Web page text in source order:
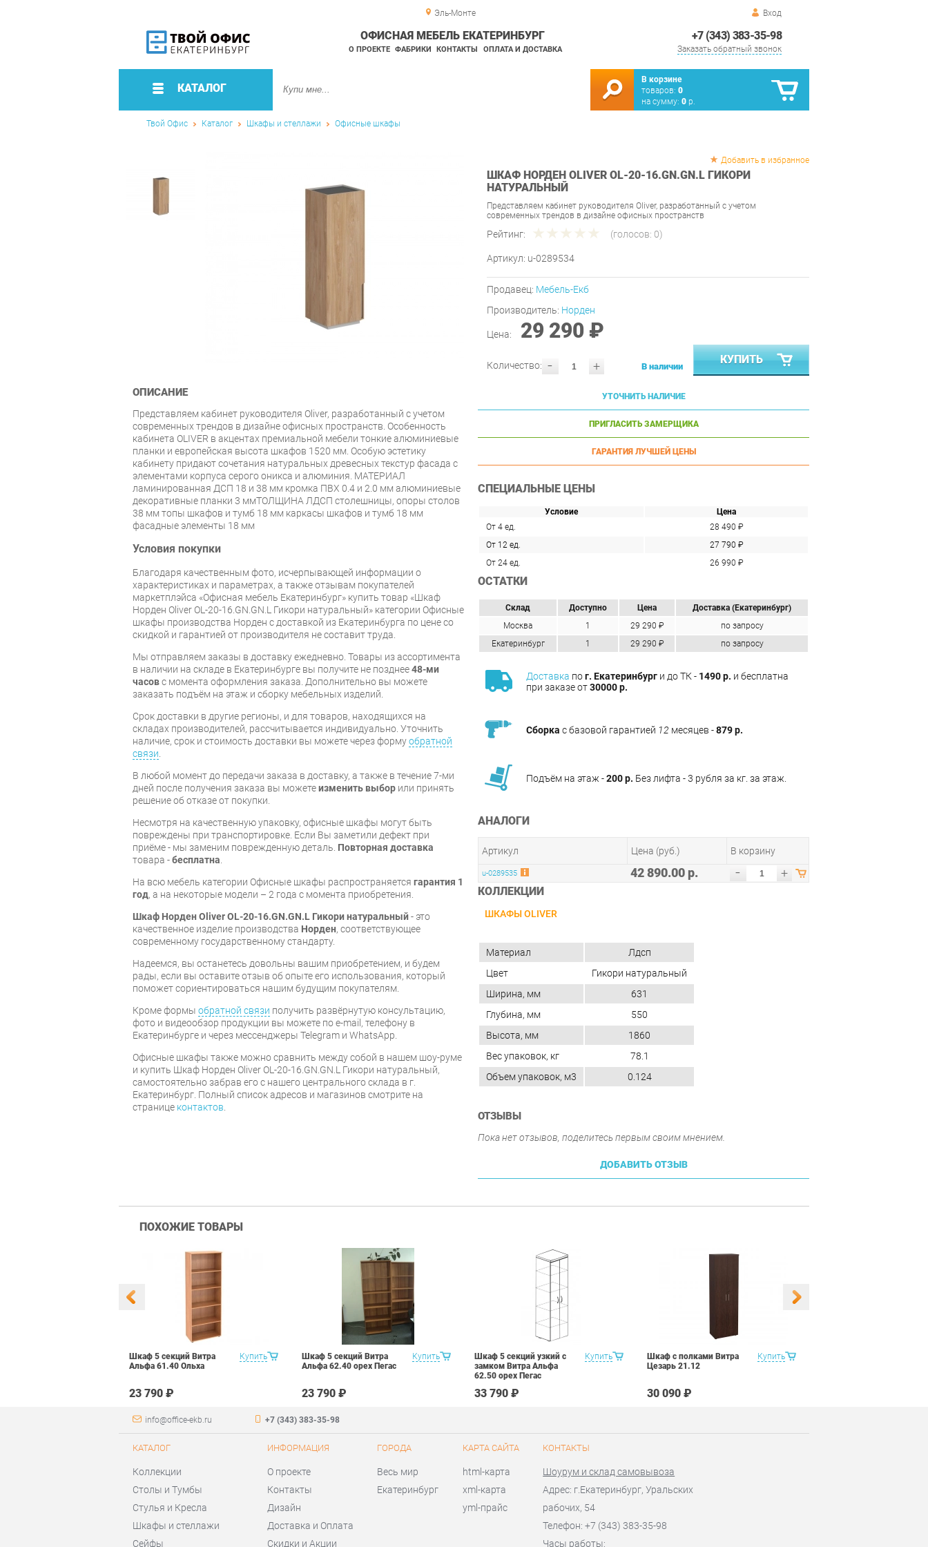
Эль-Монте Вход
+7 (343) 383-35-98
Заказать обратный звонок
ОФИСНАЯ МЕБЕЛЬ ЕКАТЕРИНБУРГ
О ПРОЕКТЕ ФАБРИКИ КОНТАКТЫ ОПЛАТА И ДОСТАВКА
КАТАЛОГ
В корзине
товаров: 0
на сумму: 0 р.
Твой Офис Каталог Шкафы и стеллажи Офисные шкафы
Добавить в избранное
ШКАФ НОРДЕН OLIVER OL-20-16.GN.GN.L ГИКОРИ
НАТУРАЛЬНЫЙ
Представляем кабинет руководителя Oliver, разработанный с учетом
современных трендов в дизайне офисных пространств
Рейтинг: (голосов: 0)
Артикул: u-0289534
Продавец: Мебель-Екб
Производитель: Норден
Цена: 29 290 ₽
- +
Количество: В наличии
КУПИТЬ
УТОЧНИТЬ НАЛИЧИЕ
ПРИГЛАСИТЬ ЗАМЕРЩИКА
ГАРАНТИЯ ЛУЧШЕЙ ЦЕНЫ
СПЕЦИАЛЬНЫЕ ЦЕНЫ
Условие
Цена
От 4 ед.
28 490 ₽
От 12 ед.
27 790 ₽
От 24 ед.
26 990 ₽
ОСТАТКИ
Склад Доступно Цена
Доставка (Екатеринбург)
Москва
1 29 290 ₽
по запросу
Екатеринбург
1 29 290 ₽ по запросу
Доставка пог. Екатеринбург и до ТК - 1490 р. и бесплатна
при заказе от30000 р.
Сборка с базовой гарантией 12 месяцев -879 р.
Подъём на этаж -200 р. Без лифта - 3 рубля за кг. за этаж.
АНАЛОГИ
Артикул Цена (руб.) В корзину
u-0289535 42 890.00 р. - +
КОЛЛЕКЦИИ
ШКАФЫ OLIVER
ОПИСАНИЕ
Представляем кабинет руководителя Oliver, разработанный с учетом
современных трендов в дизайне офисных пространств. Особенность
кабинета OLIVER в акцентах премиальной мебели тонкие алюминиевые
планки и европейская высота шкафов 1520 мм. Особую эстетику
кабинету придают сочетания натуральных древесных текстур фасада с
элементами корпуса серого оникса и алюминия. МАТЕРИАЛ
ламинированная ДСП 18 и 38 мм кромка ПВХ 0.4 и 2.0 мм алюминиевые
декоративные планки 3 ммТОЛЩИНА ЛДСП столешницы, опоры столов
38 мм топы шкафов и тумб 18 мм каркасы шкафов и тумб 18 мм
фасадные элементы 18 мм
Условия покупки
Благодаря качественным фото, исчерпывающей информации о
характеристиках и параметрах, а также отзывам покупателей
маркетплэйса «Офисная мебель Екатеринбург» купить товар «Шкаф
Норден Oliver OL-20-16.GN.GN.L Гикори натуральный» категории Офисные
шкафы производства Норден с доставкой из Екатеринбурга по цене со
скидкой и гарантией от производителя не составит труда.
Мы отправляем заказы в доставку ежедневно. Товары из ассортимента
в наличии на складе в Екатеринбурге вы получите не позднее48-ми
часовс момента оформления заказа. Дополнительно вы можете
заказать подъём на этаж и сборку мебельных изделий.
Срок доставки в другие регионы, и для товаров, находящихся на
складах производителей, рассчитывается индивидуально. Уточнить
наличие, срок и стоимость доставки вы можете через формуобратной
связи.
В любой момент до передачи заказа в доставку, а также в течение 7-ми
дней после получения заказа вы можетеизменить выбор или принять
решение об отказе от покупки.
Несмотря на качественную упаковку, офисные шкафы могут быть
повреждены при транспортировке. Если Вы заметили дефект при
приёме - мы заменим поврежденную деталь. Повторная доставка
товара -бесплатна.
На всю мебель категории Офисные шкафы распространяется гарантия 1
год, а на некоторые модели – 2 года с момента приобретения.
Шкаф Норден Oliver OL-20-16.GN.GN.L Гикори натуральный- это
качественное изделие производства Норден, соответствующее
современному государственному стандарту.
Надеемся, вы останетесь довольны вашим приобретением, и будем
рады, если вы оставите отзыв об опыте его использования, который
поможет сориентироваться нашим будущим покупателям.
Кроме формы обратной связи получить развёрнутую консультацию,
фото и видеообзор продукции вы можете по e-mail, телефону в
Екатеринбурге и через мессенджеры Telegram и WhatsApp.
Офисные шкафы также можно сравнить между собой в нашем шоу-руме
и купить Шкаф Норден Oliver OL-20-16.GN.GN.L Гикори натуральный,
самостоятельно забрав его с нашего центрального склада в г.
Екатеринбург. Полный список адресов и магазинов смотрите на
странице контактов.
Материал
Лдсп
Цвет
Гикори натуральный
Ширина, мм
631
Глубина, мм
550
Высота, мм
1860
Вес упаковок, кг
78.1
Объем упаковок, м3
0.124
ОТЗЫВЫ
Пока нет отзывов, поделитесь первым своим мнением.
ДОБАВИТЬ ОТЗЫВ
ПОХОЖИЕ ТОВАРЫ
Купить
Шкаф 5 секций Витра
Альфа 61.40 Ольха
23 790 ₽
Купить
Шкаф 5 секций Витра
Альфа 62.40 орех Пегас
23 790 ₽
Купить
Шкаф 5 секций узкий с
замком Витра Альфа
62.50 орех Пегас
33 790 ₽
Купить
Шкаф с полками Витра
Цезарь 21.12
30 090 ₽
info@office-ekb.ru +7 (343) 383-35-98
КАТАЛОГ
Коллекции
Столы и Тумбы
Стулья и Кресла
Шкафы и стеллажи
Сейфы
ИНФОРМАЦИЯ
О проекте
Контакты
Дизайн
Доставка и Оплата
Скидки и Акции
ГОРОДА
Весь мир
Екатеринбург
КАРТА САЙТА
html-карта
xml-карта
yml-прайс
КОНТАКТЫ
Шоурум и склад самовывоза
Адрес: г.Екатеринбург, Уральских
рабочих, 54
Телефон: +7 (343) 383-35-98
Часы работы: